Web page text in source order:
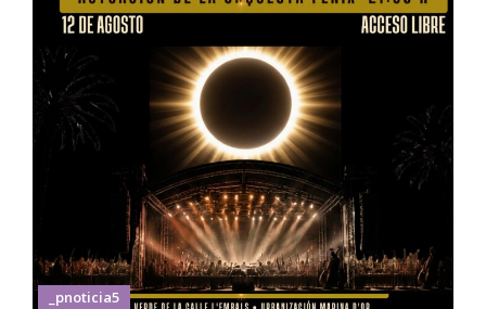
_pnoticia5